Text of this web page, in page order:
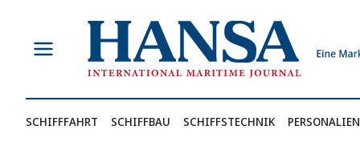
springen
SCHIFFFAHRT SCHIFFBAU SCHIFFSTECHNIK PERSONALIEN